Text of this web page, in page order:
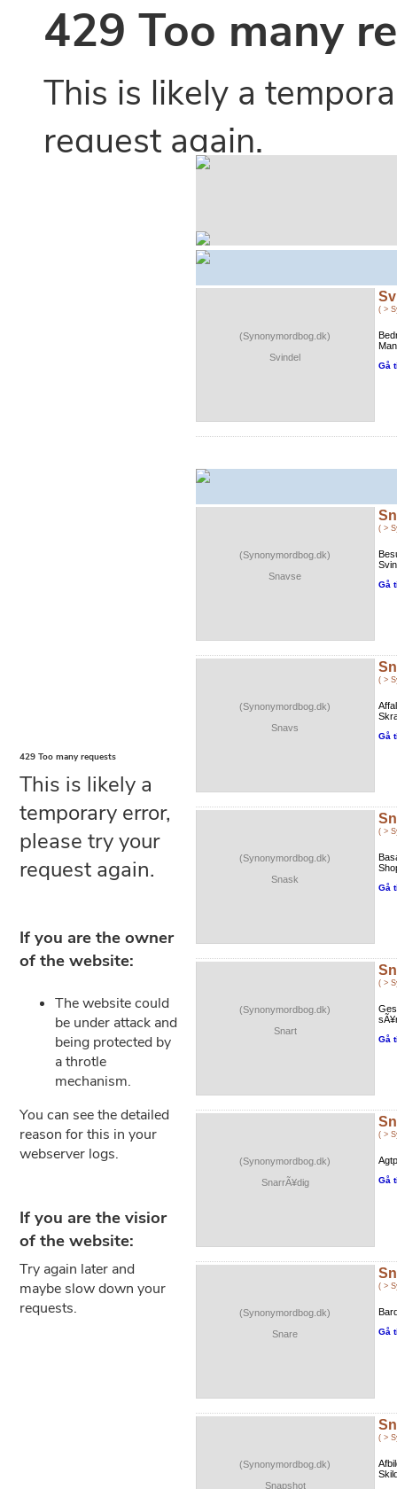
(Synonymordbog.dk)
Svindel
( >
Gå
(Synonymordbog.dk)
Snavse
( >
Gå
(Synonymordbog.dk)
Snavs
( >
Gå
(Synonymordbog.dk)
Snask
( >
Gå
(Synonymordbog.dk)
Snart
( >
Gå
(Synonymordbog.dk)
SnarrÃ¥dig
( >
Gå
(Synonymordbog.dk)
Snare
( >
Gå
(Synonymordbog.dk)
Snapshot
( >